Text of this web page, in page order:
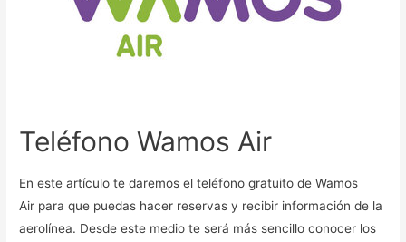
Teléfono Wamos Air
En este artículo te daremos el teléfono gratuito de Wamos
Air para que puedas hacer reservas y recibir información de la
aerolínea. Desde este medio te será más sencillo conocer los